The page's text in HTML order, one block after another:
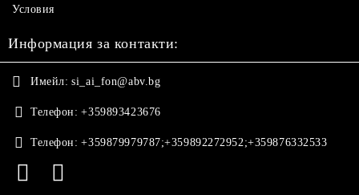
Условия
Информация за контакти:
Имейл: si_ai_fon@abv.bg
Телефон: +359893423676
Телефон: +359879979787;+359892272952;+359876332533